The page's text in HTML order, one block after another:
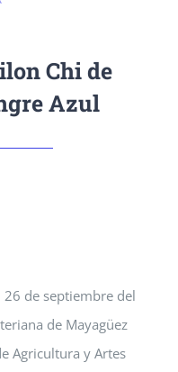
Chi de
Azul
de septiembre del
de Mayagüez
Agricultura y Artes